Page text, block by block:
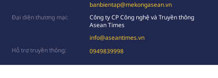
banbientap@mekongasean.vn
Đại diện thương mại:
Công ty CP Công nghệ và Truyền thông
Asean Times
info@aseantimes.vn
Hỗ trợ truyền thông:
0949839998